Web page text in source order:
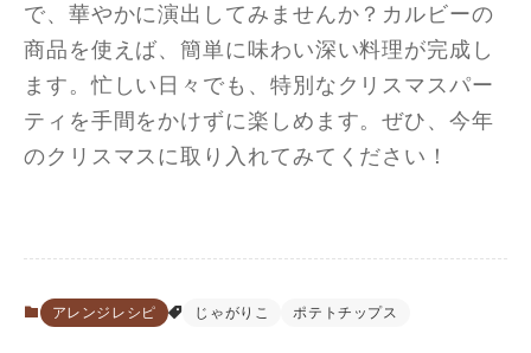
で、華やかに演出してみませんか？カルビーの
商品を使えば、簡単に味わい深い料理が完成し
ます。忙しい日々でも、特別なクリスマスパー
ティを手間をかけずに楽しめます。ぜひ、今年
のクリスマスに取り入れてみてください！
アレンジレシピ じゃがりこ ポテトチップス